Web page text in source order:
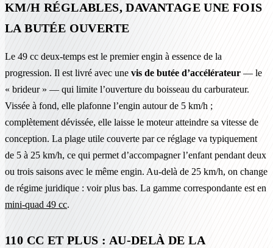
KM/H RÉGLABLES, DAVANTAGE UNE FOIS
LA BUTÉE OUVERTE
Le 49 cc deux-temps est le premier engin à essence de la
progression. Il est livré avec une vis de butée d’accélérateur— le
« brideur » — qui limite l’ouverture du boisseau du carburateur.
Vissée à fond, elle plafonne l’engin autour de 5 km/h ;
complètement dévissée, elle laisse le moteur atteindre sa vitesse de
conception. La plage utile couverte par ce réglage va typiquement
de 5 à 25 km/h, ce qui permet d’accompagner l’enfant pendant deux
ou trois saisons avec le même engin. Au-delà de 25 km/h, on change
de régime juridique : voir plus bas. La gamme correspondante est en
mini-quad 49 cc.
110 CC ET PLUS : AU-DELÀ DE LA